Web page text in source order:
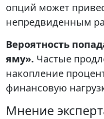
опций может
непредвиденным
Вероятность
яму». Частые
накопление
финансовую
Мнение